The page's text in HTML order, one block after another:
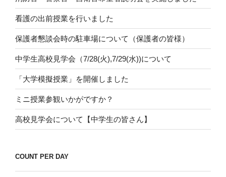
看護の出前授業を行いました
保護者懇談会時の駐車場について（保護者の皆様）
中学生高校見学会（7/28(火),7/29(水))について
「大学模擬授業」を開催しました
ミニ授業参観いかがですか？
高校見学会について【中学生の皆さん】
COUNT PER DAY